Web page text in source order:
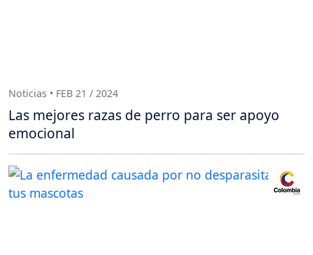
Noticias • FEB 21 / 2024
Las mejores razas de perro para ser apoyo
emocional